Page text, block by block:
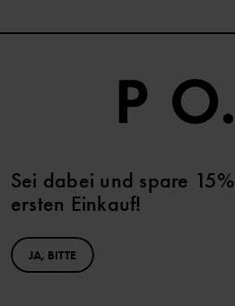
Sei dabei und spare
ersten Einkauf!
JA, BITTE